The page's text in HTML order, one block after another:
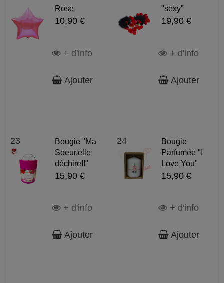
Rose
10,90 €
+ d'info
Ajouter
"sexy"
19,90 €
+ d'info
Ajouter
23
Bougie "Ma
Soeur,elle
déchire!!"
15,90 €
+ d'info
Ajouter
24
Bougie
Parfumée "I
Love You"
15,90 €
+ d'info
Ajouter